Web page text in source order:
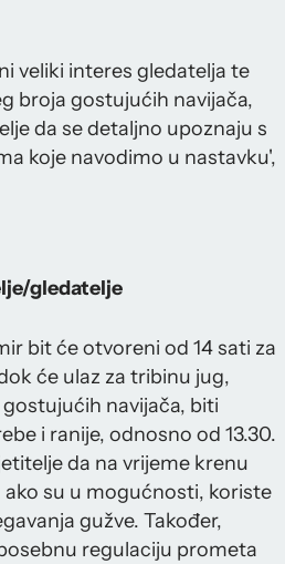
veliki interes gledatelja te
broja gostujućih navijača,
da se detaljno upoznaju s
koje navodimo u nastavku',
gledatelje
bit će otvoreni od 14 sati za
će ulaz za tribinu jug,
navijača, biti
i ranije, odnosno od 13.30.
da na vrijeme krenu
su u mogućnosti, koriste
gužve. Također,
regulaciju prometa